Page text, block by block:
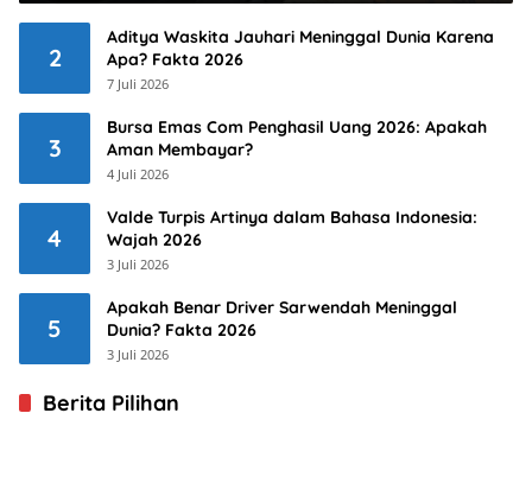
2
Aditya Waskita Jauhari Meninggal Dunia Karena
Apa? Fakta 2026
7 Juli 2026
3
Bursa Emas Com Penghasil Uang 2026: Apakah
Aman Membayar?
4 Juli 2026
4
Valde Turpis Artinya dalam Bahasa Indonesia:
Wajah 2026
3 Juli 2026
5
Apakah Benar Driver Sarwendah Meninggal
Dunia? Fakta 2026
3 Juli 2026
Berita Pilihan